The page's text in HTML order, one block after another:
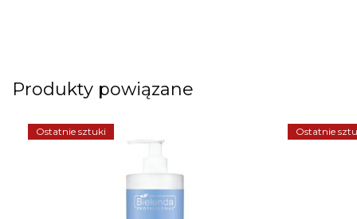
Produkty powiązane
Ostatnie sztuki Ostatnie